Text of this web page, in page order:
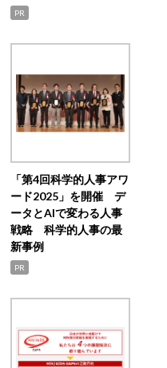
PR
「第4回科学的人事アワ
ード2025」を開催 デ
ータとAIで変わる人事
戦略 科学的人事の最
新事例
PR